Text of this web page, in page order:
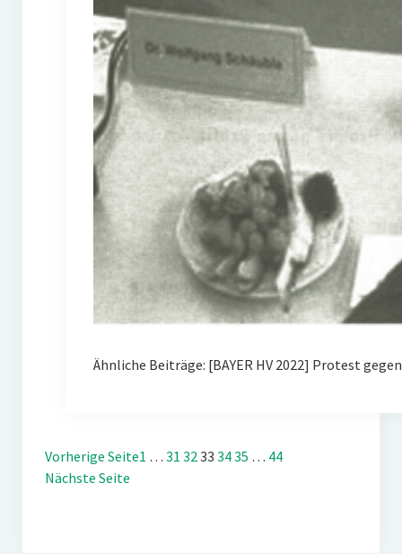
Ähnliche Beiträge: [BAYER HV 2022] Protest
Vorherige Seite1 … 31 3233 3435 … 44
Nächste Seite